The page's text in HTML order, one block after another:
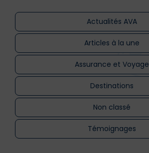
Actualités AVA
Articles à la une
Assurance et Voyage
Destinations
Non classé
Témoignages